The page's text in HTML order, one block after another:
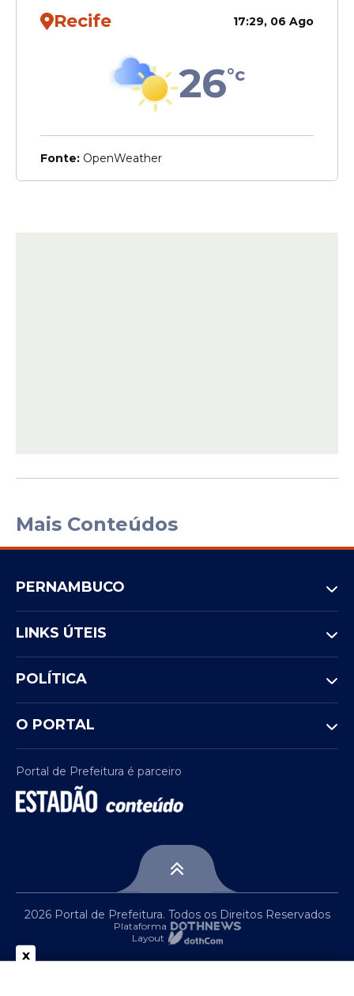
Recife 17:29, 06 Ago
26°c
Fonte: OpenWeather
Mais Conteúdos
PERNAMBUCO
LINKS ÚTEIS
POLÍTICA
O PORTAL
Portal de Prefeitura é parceiro
2026 Portal de Prefeitura. Todos os Direitos Reservados
Plataforma
Layout
x